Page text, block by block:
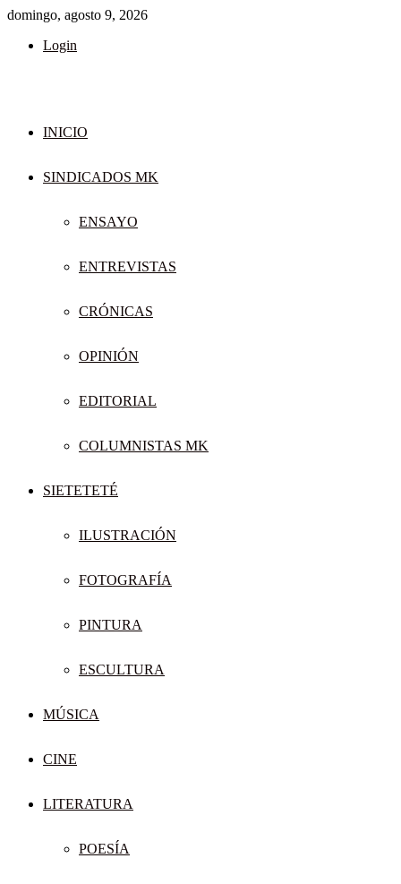
domingo, agosto 9, 2026
Login
INICIO
SINDICADOS MK
ENSAYO
ENTREVISTAS
CRÓNICAS
OPINIÓN
EDITORIAL
COLUMNISTAS MK
SIETETETÉ
ILUSTRACIÓN
FOTOGRAFÍA
PINTURA
ESCULTURA
MÚSICA
CINE
LITERATURA
POESÍA